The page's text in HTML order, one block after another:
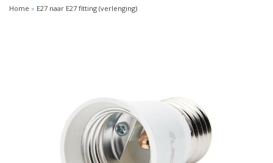
Home » E27 naar E27 fitting (verlenging)